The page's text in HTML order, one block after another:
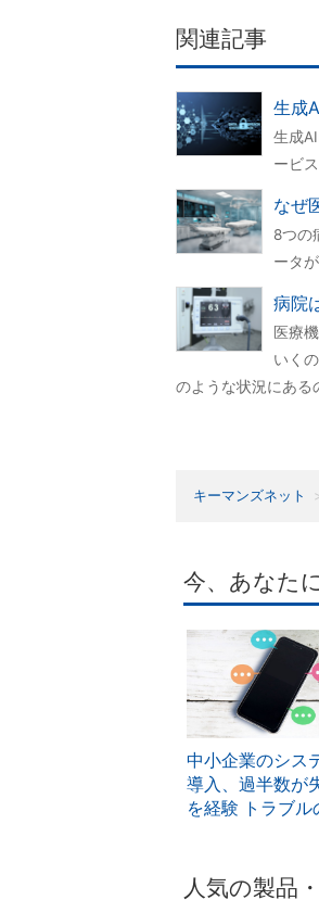
関連記事
生成
生成
ービ
なぜ
8つの
ータ
病院
医療
いく
のような状況にある
キーマンズネット